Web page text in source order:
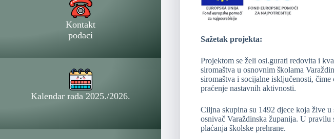
Sažetak projekta:
Projektom se želi osi.gurati redovita i
siromaštva u osnovnim školama
siromaštva i socijalne isključenosti,
praćenje nastavnih aktivnosti.
Ciljna skupina su 1492 djece koja žive
osnivač Varaždinska županija. U
plaćanja školske prehrane.
Kontakt
podaci
Kalendar rada 2025./2026.